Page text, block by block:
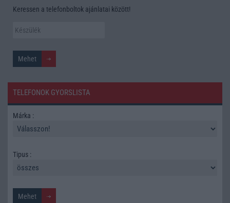
Keressen a telefonboltok ajánlatai között!
TELEFONOK GYORSLISTA
Márka :
Tipus :